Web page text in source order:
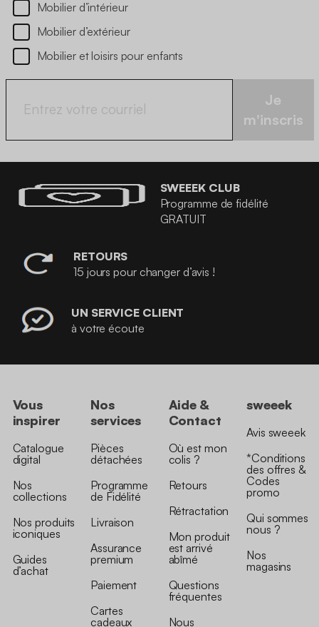
Mobilier d’intérieur
Mobilier d’extérieur
Mobilier et loisirs pour enfants
Je
m'inscris
SWEEEK CLUB
Programme de fidélité
GRATUIT
RETOURS
15 jours pour changer d’avis !
UN SERVICE CLIENT
à votre écoute
Vous
inspirer
Catalogue
digital
Nos
collections
Nos produits
iconiques
Guides
d’achat
Nos
services
Pièces
détachées
Programme
de Fidélité
Livraison
Assurance
premium
Paiement
Cartes
cadeaux
Aide &
Contact
Où est mon
colis ?
Retours
Rétractation
Mon produit
est arrivé
abîmé
Questions
fréquentes
Nous
sweeek
Avis sweeek
*Conditions
des offres &
Codes
promo
Qui sommes
nous ?
Nos
magasins